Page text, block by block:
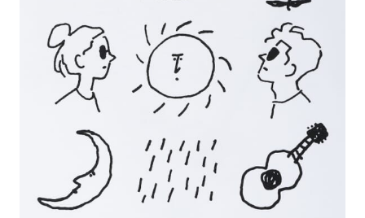
#MOVIE
#LIFESTYLE #SNEAKER #OUTDOOR
#SPORTS #HANDSOME HANDBOOK